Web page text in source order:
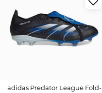
adidas Predator League Fold-